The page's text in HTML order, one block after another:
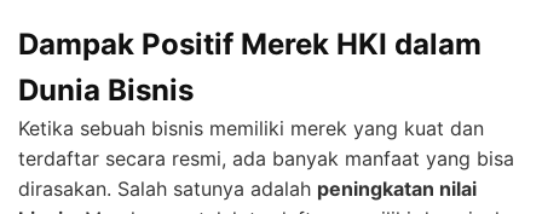
Dampak Positif Merek HKI dalam
Dunia Bisnis
Ketika sebuah bisnis memiliki merek yang kuat dan
terdaftar secara resmi, ada banyak manfaat yang bisa
dirasakan. Salah satunya adalah peningkatan nilai